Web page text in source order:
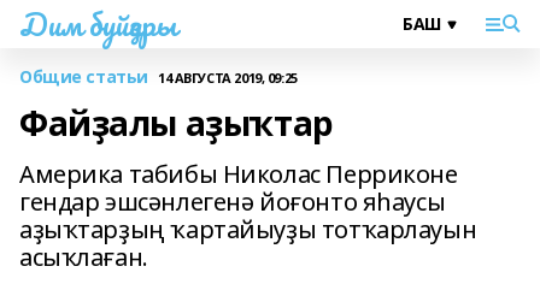
Дим буйҙары
Общие статьи 14 АВГУСТА 2019, 09:25
Файҙалы аҙыҡтар
Америка табибы Николас Перриконе
гендар эшсәнлегенә йоғонто яһаусы
аҙыҡтарҙың ҡартайыуҙы тотҡарлауын
асыҡлаған.